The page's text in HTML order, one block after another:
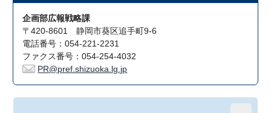
企画部広報戦略課
〒420-8601 静岡市葵区追手町9-6
電話番号：054-221-2231
ファクス番号：054-254-4032
PR@pref.shizuoka.lg.jp